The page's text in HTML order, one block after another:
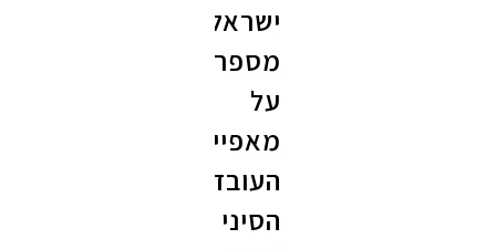
ישראלים
מספרים
על
מאפייני
העובד
הסיני